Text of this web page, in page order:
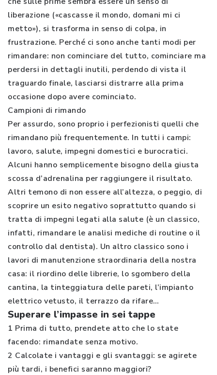
liberazione («cascasse il mondo, domani mi ci
metto»), si trasforma in senso di colpa, in
frustrazione. Perché ci sono anche tanti modi per
rimandare: non cominciare del tutto, cominciare ma
perdersi in dettagli inutili, perdendo di vista il
traguardo finale, lasciarsi distrarre alla prima
occasione dopo avere cominciato.
Campioni di rimando
Per assurdo, sono proprio i perfezionisti quelli che
rimandano più frequentemente. In tutti i campi:
lavoro, salute, impegni domestici e burocratici.
Alcuni hanno semplicemente bisogno della giusta
scossa d’adrenalina per raggiungere il risultato.
Altri temono di non essere all’altezza, o peggio, di
scoprire un esito negativo soprattutto quando si
tratta di impegni legati alla salute (è un classico,
infatti, rimandare le analisi mediche di routine o il
controllo dal dentista). Un altro classico sono i
lavori di manutenzione straordinaria della nostra
casa: il riordino delle librerie, lo sgombero della
cantina, la tinteggiatura delle pareti, l’impianto
elettrico vetusto, il terrazzo da rifare…
Superare l’impasse in sei tappe
1 Prima di tutto, prendete atto che lo state
facendo: rimandate senza motivo.
2 Calcolate i vantaggi e gli svantaggi: se agirete
più tardi, i benefici saranno maggiori?